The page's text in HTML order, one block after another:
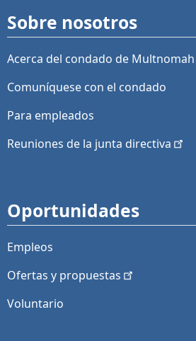
Sobre nosotros
Acerca del condado de Multnomah
Comuníquese con el condado
Para empleados
Reuniones de la junta directiva
Oportunidades
Empleos
Ofertas y propuestas
Voluntario